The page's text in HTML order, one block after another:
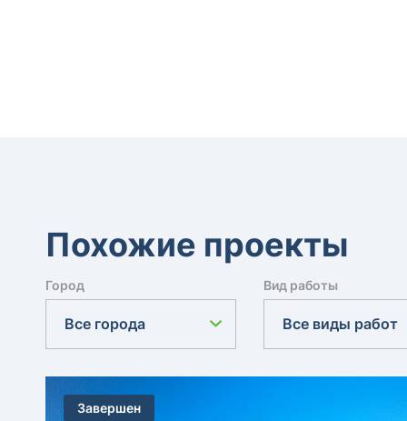
Похожие проекты
Город
Все города
Вид работы
Все виды работ
Завершен